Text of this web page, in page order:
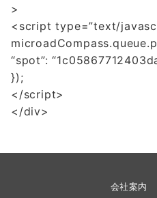
>
<script type=”text/
“spot”:
});
</script>
</div>
会社案内